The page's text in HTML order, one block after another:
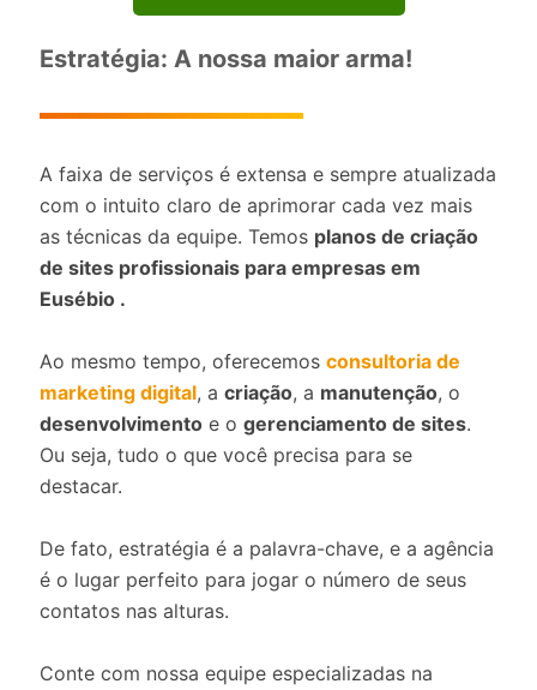
Estratégia: A nossa maior arma!
A faixa de serviços é extensa e sempre atualizada
com o intuito claro de aprimorar cada vez mais
as técnicas da equipe. Temos planos de criação
de sites profissionais para empresas em
Eusébio .
Ao mesmo tempo, oferecemos consultoria de
marketing digital, a criação, a manutenção, o
desenvolvimento e o gerenciamento de sites.
Ou seja, tudo o que você precisa para se
destacar.
De fato, estratégia é a palavra-chave, e a agência
é o lugar perfeito para jogar o número de seus
contatos nas alturas.
Conte com nossa equipe especializadas na